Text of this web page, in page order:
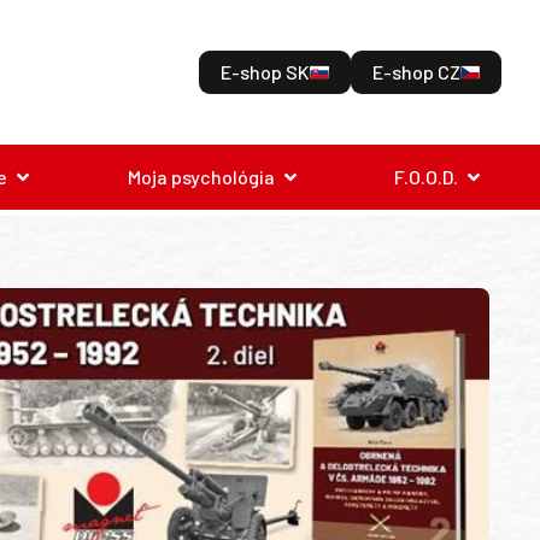
E-shop SK E-shop CZ
Moja psychológia F.O.O.D.